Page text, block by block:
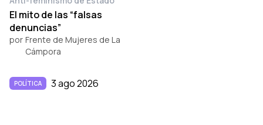
El mito de las “falsas
denuncias”
por Frente de Mujeres de La
Cámpora
POLÍTICA 3 ago 2026